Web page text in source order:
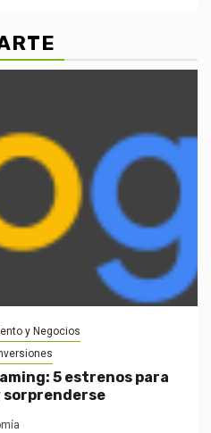
y Negocios
5 estrenos para
sorprenderse